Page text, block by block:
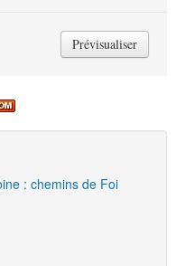
: chemins de Foi